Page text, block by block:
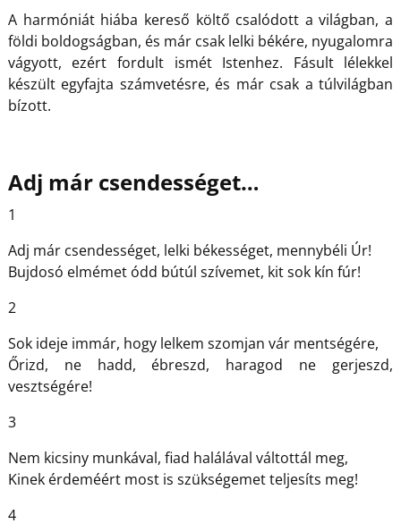
A harmóniát hiába kereső költő csalódott a világban, a
földi boldogságban, és már csak lelki békére, nyugalomra
vágyott, ezért fordult ismét Istenhez. Fásult lélekkel
készült egyfajta számvetésre, és már csak a túlvilágban
bízott.
Adj már csendességet…
1
Adj már csendességet, lelki békességet, mennybéli Úr!
Bujdosó elmémet ódd bútúl szívemet, kit sok kín fúr!
2
Sok ideje immár, hogy lelkem szomjan vár mentségére,
Őrizd, ne hadd, ébreszd, haragod ne gerjeszd,
vesztségére!
3
Nem kicsiny munkával, fiad halálával váltottál meg,
Kinek érdeméért most is szükségemet teljesíts meg!
4